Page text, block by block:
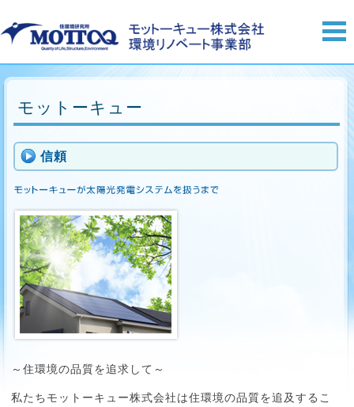
モットーキュー
信頼
～住環境の品質を追求して～
私たちモットーキュー株式会社は住環境の品質を追及するこ